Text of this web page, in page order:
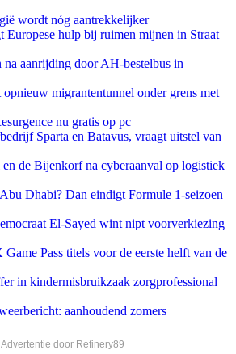
wordt nóg aantrekkelijker
Europese hulp bij ruimen mijnen in Straat
aanrijding door AH-bestelbus in
migrantentunnel onder grens met
nu gratis op pc
Sparta en Batavus, vraagt uitstel van
de Bijenkorf na cyberaanval op logistiek
Dhabi? Dan eindigt Formule 1-seizoen
El-Sayed wint nipt voorverkiezing
Pass titels voor de eerste helft van de
in kindermisbruikzaak zorgprofessional
aanhoudend zomers
door Refinery89